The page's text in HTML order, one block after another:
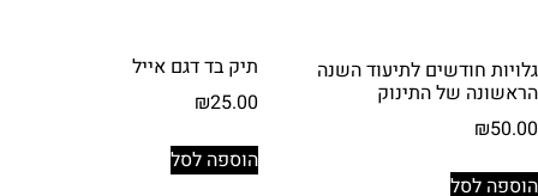
גלויות חודשים לתיעוד השנה
הראשונה של התינוק
₪50.00
הוספה לסל
תיק בד דגם אייל
₪25.00
הוספה לסל